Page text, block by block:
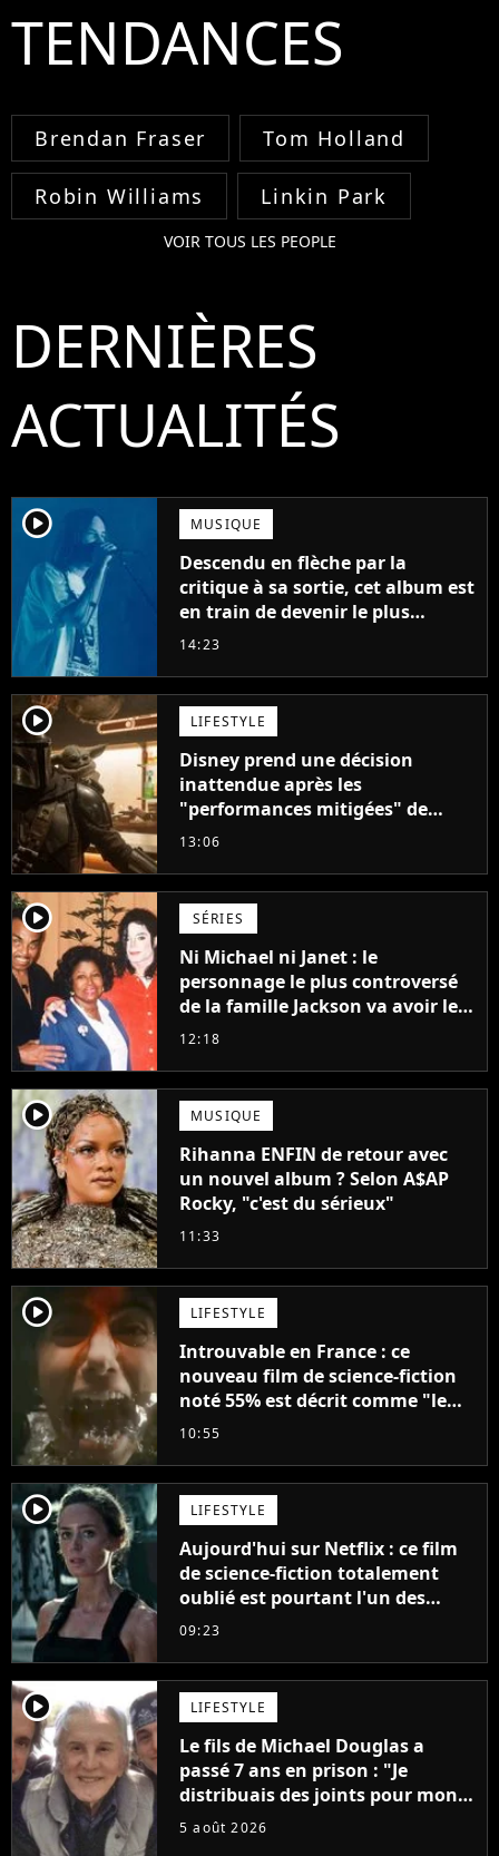
TENDANCES
Brendan Fraser Tom Holland
Robin Williams Linkin Park
VOIR TOUS LES PEOPLE
DERNIÈRES
ACTUALITÉS
player2 MUSIQUE
Descendu en flèche par la
critique à sa sortie, cet album est
en train de devenir le plus
populaire de son auteur
14:23
player2 LIFESTYLE
Disney prend une décision
inattendue après les
"performances mitigées" de
Vaiana et The Mandalorian &
13:06
player2 SÉRIES
Ni Michael ni Janet : le
personnage le plus controversé
de la famille Jackson va avoir le
droit à sa propre série
12:18
player2 MUSIQUE
Rihanna ENFIN de retour avec
un nouvel album ? Selon A$AP
Rocky, "c'est du sérieux"
11:33
player2 LIFESTYLE
Introuvable en France : ce
nouveau film de science-fiction
noté 55% est décrit comme "le
plus stupide de l'année"
10:55
player2 LIFESTYLE
Aujourd'hui sur Netflix : ce film
de science-fiction totalement
oublié est pourtant l'un des
meilleurs des années 2010
09:23
player2 LIFESTYLE
Le fils de Michael Douglas a
passé 7 ans en prison : "Je
distribuais des joints pour mon
père"
5 août 2026